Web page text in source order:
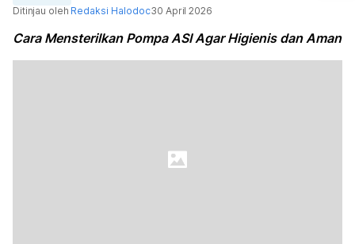
Ditinjau oleh Redaksi Halodoc30 April 2026
Cara Mensterilkan Pompa ASI Agar Higienis dan Aman